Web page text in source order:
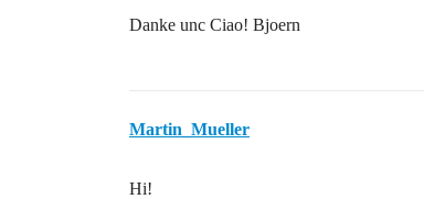
Danke unc Ciao! Bjoern
Martin_Mueller
Hi!